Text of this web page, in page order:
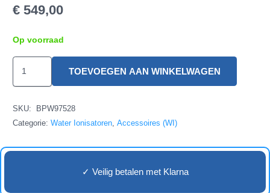
€ 549,00
Op voorraad
TOEVOEGEN AAN WINKELWAGEN
SKU:
BPW97528
Categorie: Water Ionisatoren Accessoires (WI)
✓ Veilig betalen met Klarna